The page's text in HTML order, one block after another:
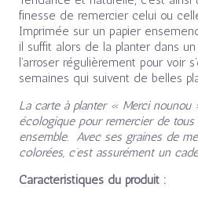
finesse de remercier celui ou
Imprimée sur un papier
il suffit alors de la planter dans
l’arroser régulièrement pour voir
semaines qui suivent de belles
La carte à planter « Merci
écologique pour remercier de
ensemble. Avec ses graines de
colorées, c’est assurément un
Caractéristiques du produit :